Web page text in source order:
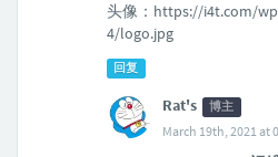
头像：https://i4t.com/
4/logo.jpg
回复
Rat's 博主
March 19th, 2021 at